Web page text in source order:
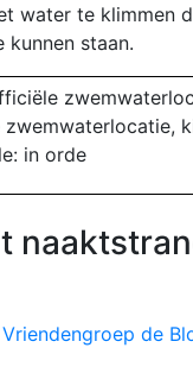
water te klimmen
staan.
in orde
de